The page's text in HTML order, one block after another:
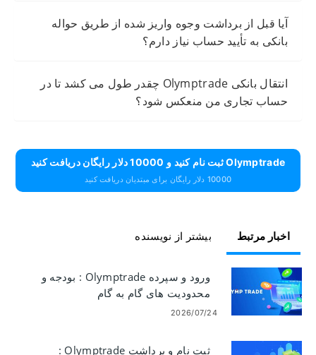
آیا قبل از برداشت وجوه واریز شده از طریق حواله
بانکی به تأیید حساب نیاز دارم؟
انتقال بانکی Olymptrade چقدر طول می کشد تا در
حساب تجاری من منعکس شود؟
Olymptrade ثبت نام کنید و 10000 دلار رایگان دریافت کنید
10000 دلار رایگان برای مبتدیان دریافت کنید
بیشتر از نویسنده اخبار مرتبط
ورود و سپرده Olymptrade : بودجه و
محدودیت های گام به گام
2026/07/24
ثبت نام و برداشت Olymptrade :